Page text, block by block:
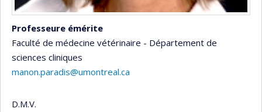
Professeure émérite
Faculté de médecine vétérinaire - Département de
sciences cliniques
manon.paradis@umontreal.ca
D.M.V.